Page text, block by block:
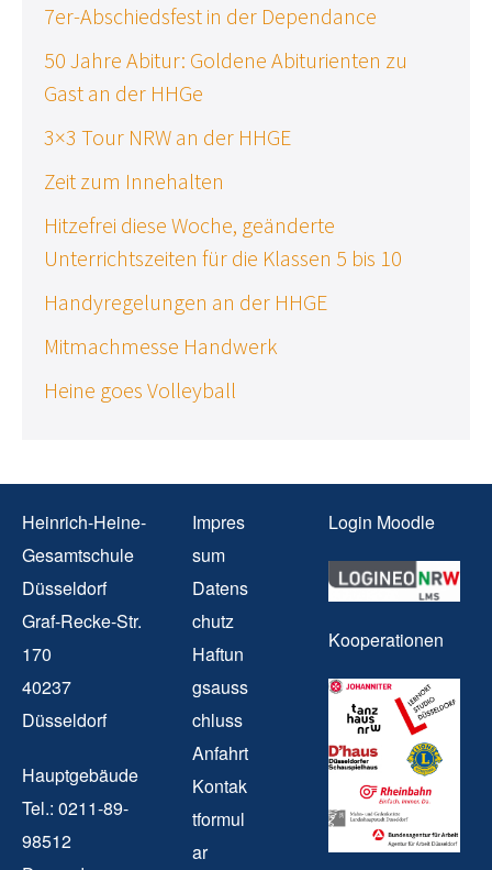
7er-Abschiedsfest in der Dependance
50 Jahre Abitur: Goldene Abiturienten zu
Gast an der HHGe
3×3 Tour NRW an der HHGE
Zeit zum Innehalten
Hitzefrei diese Woche, geänderte
Unterrichtszeiten für die Klassen 5 bis 10
Handyregelungen an der HHGE
Mitmachmesse Handwerk
Heine goes Volleyball
Heinrich-Heine-
Gesamtschule
Düsseldorf
Graf-Recke-Str.
170
40237
Düsseldorf
Hauptgebäude
Tel.: 0211-89-
98512
Impres
sum
Datens
chutz
Haftun
gsauss
chluss
Anfahrt
Kontak
tformul
ar
Login Moodle
Kooperationen